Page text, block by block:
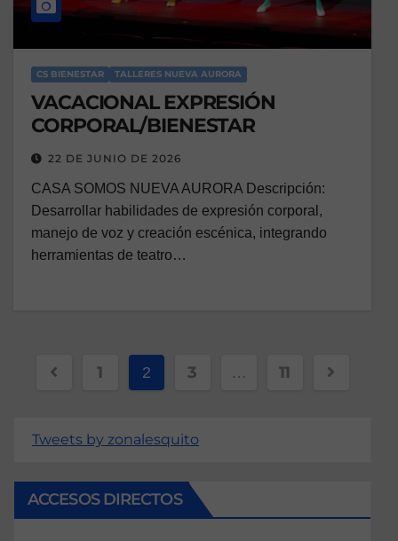
CS BIENESTAR TALLERES NUEVA AURORA
VACACIONAL EXPRESIÓN
CORPORAL/BIENESTAR
22 DE JUNIO DE 2026
CASA SOMOS NUEVA AURORA Descripción:
Desarrollar habilidades de expresión corporal,
manejo de voz y creación escénica, integrando
herramientas de teatro…
1 2 3 … 11
Tweets by zonalesquito
ACCESOS DIRECTOS